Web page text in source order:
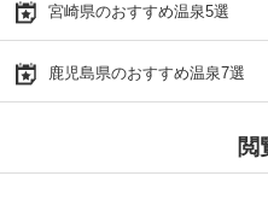
宮崎県のおすすめ温泉5選
鹿児島県のおすすめ温泉7選
閲